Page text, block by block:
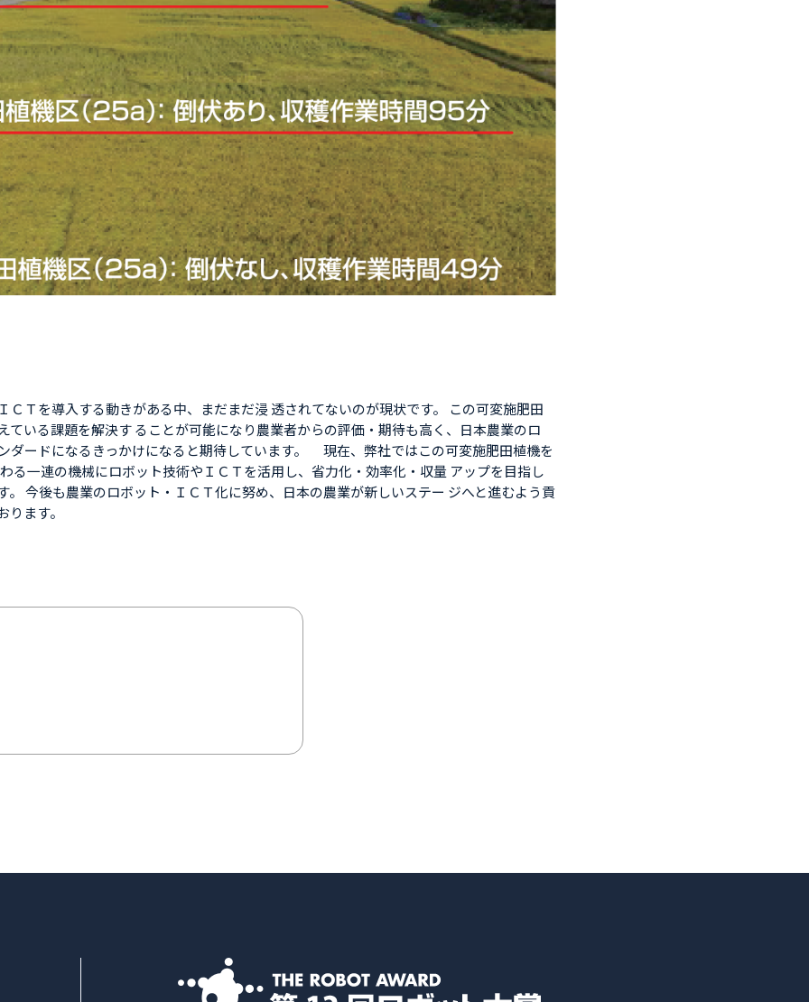
ＣＴを導入する動きがある中、まだまだ浸 透されてないのが現状です。 この可変施肥田
ている課題を解決す ることが可能になり農業者からの評価・期待も高く、日本農業のロ
ダードになるきっかけになると期待しています。 現在、弊社ではこの可変施肥田植機を
る一連の機械にロボット技術やＩＣＴを活用し、省力化・効率化・収量 アップを目指し
。 今後も農業のロボット・ＩＣＴ化に努め、日本の農業が新しいステー ジへと進むよう貢
ます。